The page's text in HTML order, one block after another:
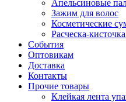
Апельсиновые
Зажим для волос
Косметические
Расческа-
События
Оптовикам
Доставка
Контакты
Прочие товары
Клейкая лента